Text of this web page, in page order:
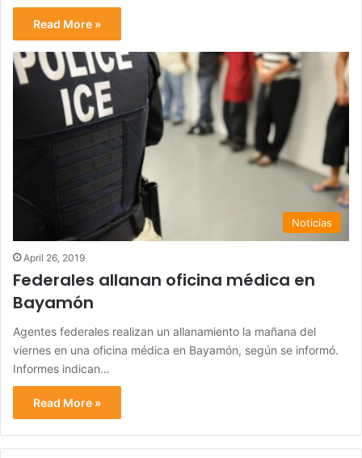
Read More »
Noticias
April 26, 2019
Federales allanan oficina médica en
Bayamón
Agentes federales realizan un allanamiento la mañana del
viernes en una oficina médica en Bayamón, según se informó.
Informes indican…
Read More »